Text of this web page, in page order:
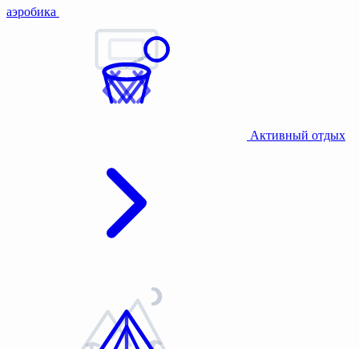
аэробика
Активный отдых